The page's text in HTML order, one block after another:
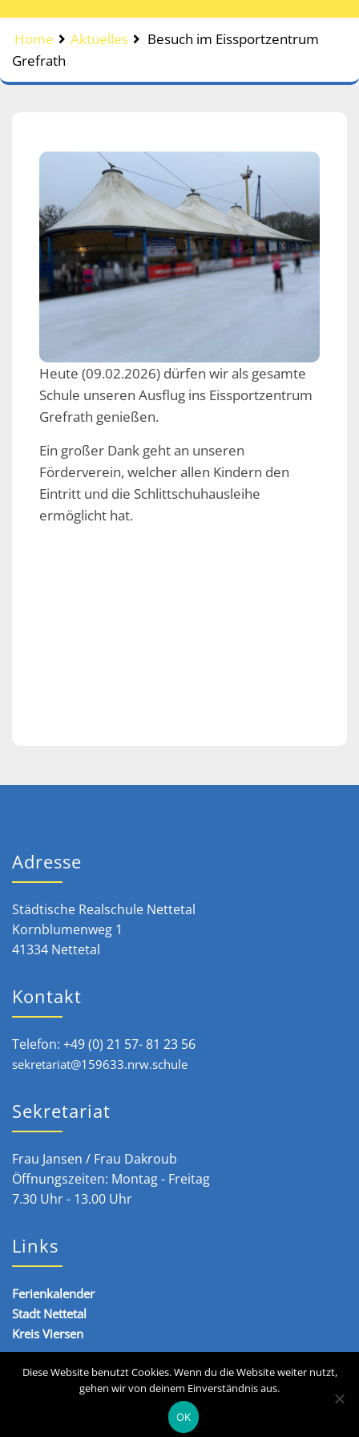
Home Aktuelles
Besuch im Eissportzentrum
Grefrath
Heute (09.02.2026) dürfen wir als gesamte
Schule unseren Ausflug ins Eissportzentrum
Grefrath genießen.
Ein großer Dank geht an unseren
Förderverein, welcher allen Kindern den
Eintritt und die Schlittschuhausleihe
ermöglicht hat.
Adresse
Städtische Realschule Nettetal
Kornblumenweg 1
41334 Nettetal
Kontakt
Telefon: +49 (0) 21 57- 81 23 56
sekretariat@159633.nrw.schule
Sekretariat
Frau Jansen / Frau Dakroub
Öffnungszeiten: Montag - Freitag
7.30 Uhr - 13.00 Uhr
Links
Ferienkalender
Stadt Nettetal
Kreis Viersen
Copyright © 2020 - 2026 Städtische Realschule Nettetal
Diese Website benutzt Cookies. Wenn du die Website weiter nutzt,
gehen wir von deinem Einverständnis aus.
OK